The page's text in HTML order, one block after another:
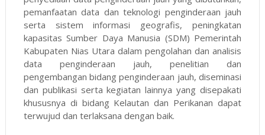
pemanfaatan data dan teknologi penginderaan jauh
serta sistem informasi geografis, peningkatan
kapasitas Sumber Daya Manusia (SDM) Pemerintah
Kabupaten Nias Utara dalam pengolahan dan analisis
data penginderaan jauh, penelitian dan
pengembangan bidang penginderaan jauh, diseminasi
dan publikasi serta kegiatan lainnya yang disepakati
khususnya di bidang Kelautan dan Perikanan dapat
terwujud dan terlaksana dengan baik.